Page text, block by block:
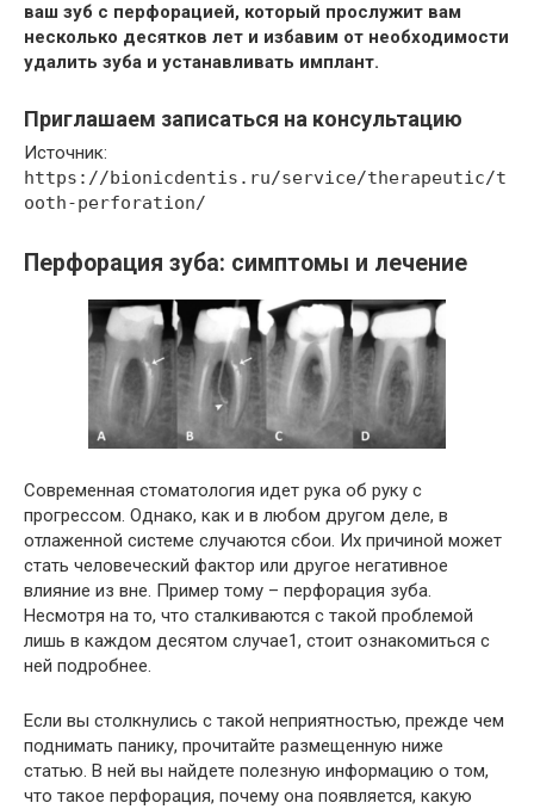
ваш зуб с перфорацией, который прослужит вам
несколько десятков лет и избавим от необходимости
удалить зуба и устанавливать имплант.
Приглашаем записаться на консультацию
Источник:
https://bionicdentis.ru/service/therapeutic/t
ooth-perforation/
Перфорация зуба: симптомы и лечение
Современная стоматология идет рука об руку с
прогрессом. Однако, как и в любом другом деле, в
отлаженной системе случаются сбои. Их причиной может
стать человеческий фактор или другое негативное
влияние из вне. Пример тому – перфорация зуба.
Несмотря на то, что сталкиваются с такой проблемой
лишь в каждом десятом случае1, стоит ознакомиться с
ней подробнее.
Если вы столкнулись с такой неприятностью, прежде чем
поднимать панику, прочитайте размещенную ниже
статью. В ней вы найдете полезную информацию о том,
что такое перфорация, почему она появляется, какую